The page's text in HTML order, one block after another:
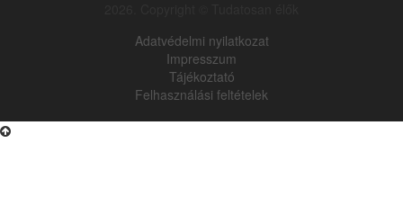
Adatvédelmi nyilatkozat
Impresszum
Tájékoztató
Felhasználási feltételek